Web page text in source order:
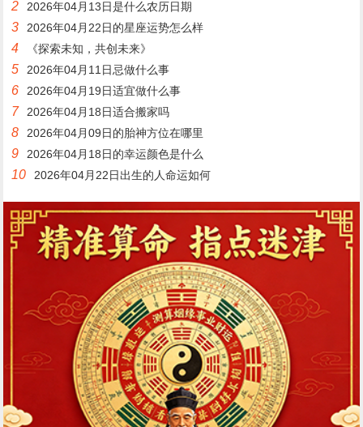
2 2026年04月13日是什么农历日期
3 2026年04月22日的星座运势怎么样
4 《探索未知，共创未来》
5 2026年04月11日忌做什么事
6 2026年04月19日适宜做什么事
7 2026年04月18日适合搬家吗
8 2026年04月09日的胎神方位在哪里
9 2026年04月18日的幸运颜色是什么
10 2026年04月22日出生的人命运如何